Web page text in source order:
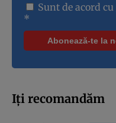
Sunt de acord cu
*
Iți recomandăm